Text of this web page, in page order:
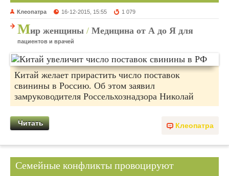
Клеопатра 16-12-2015, 15:55 1 079
Мир женщины / Медицина от А до Я для
пациентов и врачей
Китай желает прирастить число поставок
свинины в Россию. Об этом заявил
замруководителя Россельхознадзора Николай
Клеопатра
Читать
Семейные конфликты провоцируют